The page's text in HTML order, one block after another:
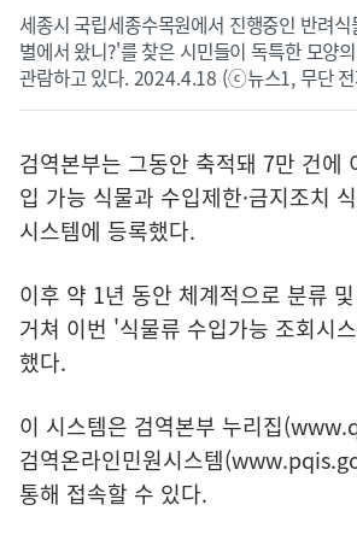
세종시 국립세종수목원에서 진행중인 반려
별에서 왔니?'를 찾은 시민들이 독특한 모양
관람하고 있다. 2024.4.18 (ⓒ뉴스1, 무단 전
검역본부는 그동안 축적돼 7만 건에
입 가능 식물과 수입제한·금지조치
시스템에 등록했다.
이후 약 1년 동안 체계적으로 분류
거쳐 이번 '식물류 수입가능 조회시
했다.
이 시스템은 검역본부 누리집(
검역온라인민원시스템(
통해 접속할 수 있다.